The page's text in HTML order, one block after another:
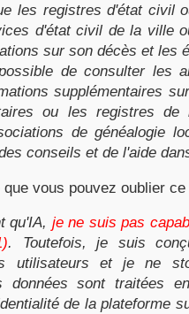
les registres d'état civil
d'état civil de la ville
sur son décès et les
de consulter les
supplémentaires
ou les registres de
de généalogie
conseils et de l'aide
vous pouvez oublier
qu'IA, je ne suis pas
. Toutefois, je suis
utilisateurs et je ne
données sont traitées
de la plateforme